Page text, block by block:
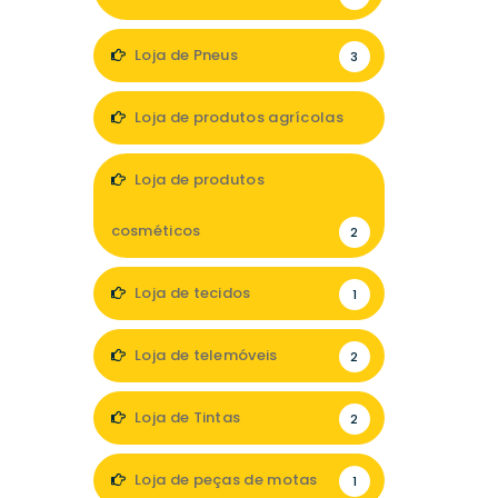
Loja de Pneus 3
Loja de produtos agrícolas
Loja de produtos
cosméticos 2
Loja de tecidos 1
Loja de telemóveis 2
Loja de Tintas 2
Loja de peças de motas 1